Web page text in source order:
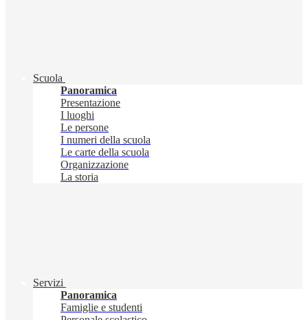
Scuola
Panoramica
Presentazione
I luoghi
Le persone
I numeri della scuola
Le carte della scuola
Organizzazione
La storia
Servizi
Panoramica
Famiglie e studenti